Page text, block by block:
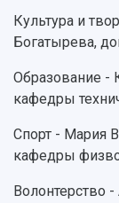
Культура и
Богатырева,
Образование -
кафедры
Спорт - Мария
кафедры
Волонтерство